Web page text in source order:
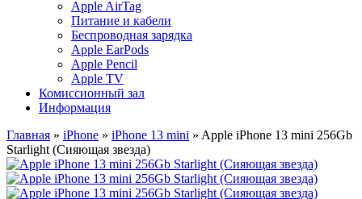
Apple AirTag
Питание и кабели
Беспроводная зарядка
Apple EarPods
Apple Pencil
Apple TV
Комиссионный зал
Информация
Главная » iPhone » iPhone 13 mini » Apple iPhone 13 mini 256Gb
Starlight (Cияющая звезда)